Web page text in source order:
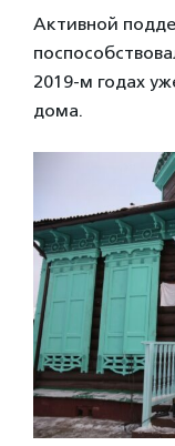
Активной
2019-м годах
дома.